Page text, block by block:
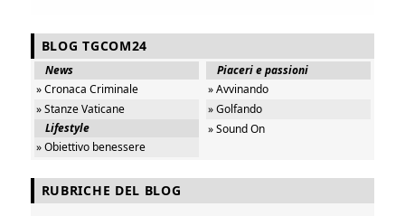
BLOG TGCOM24
News
» Cronaca Criminale
» Stanze Vaticane
Lifestyle
» Obiettivo benessere
Piaceri e passioni
» Avvinando
» Golfando
» Sound On
RUBRICHE DEL BLOG